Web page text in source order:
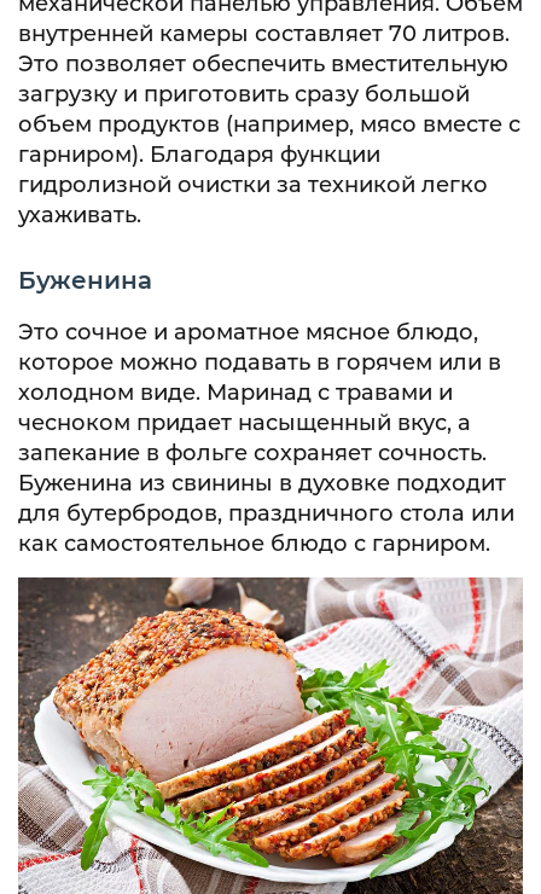
внутренней камеры составляет 70 литров.
Это позволяет обеспечить вместительную
загрузку и приготовить сразу большой
объем продуктов (например, мясо вместе с
гарниром). Благодаря функции
гидролизной очистки за техникой легко
ухаживать.
Буженина
Это сочное и ароматное мясное блюдо,
которое можно подавать в горячем или в
холодном виде. Маринад с травами и
чесноком придает насыщенный вкус, а
запекание в фольге сохраняет сочность.
Буженина из свинины в духовке подходит
для бутербродов, праздничного стола или
как самостоятельное блюдо с гарниром.